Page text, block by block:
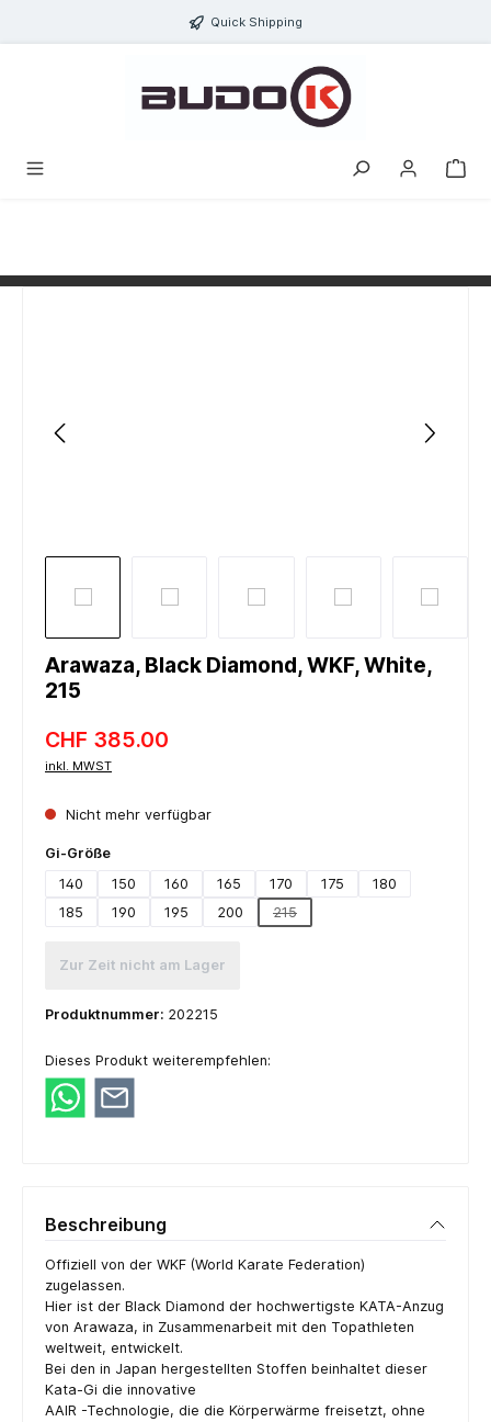
Quick Shipping
Arawaza, Black Diamond, WKF, White,
215
CHF 385.00
inkl. MWST
Nicht mehr verfügbar
Gi-Größeauswählen
140
150 160 165 170 175
180
185
190 195 200 215
(Diese Option ist zurzeit nicht
Zur Zeit nicht am Lager
Produktnummer: 202215
Dieses Produkt weiterempfehlen:
Beschreibung
Offiziell von der WKF (World Karate Federation)
zugelassen.
Hier ist der Black Diamond der hochwertigste KATA-Anzug
von Arawaza, in Zusammenarbeit mit den Topathleten
weltweit, entwickelt.
Bei den in Japan hergestellten Stoffen beinhaltet dieser
Kata-Gi die innovative
AAIR -Technologie, die die Körperwärme freisetzt, ohne